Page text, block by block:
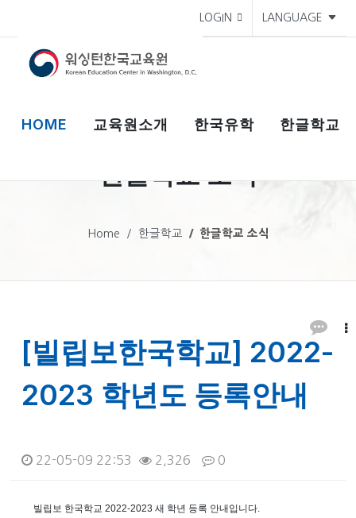
LOGIN LANGUAGE
HOME 교육원소개 한국유학 한글학교
한글학교 소식
Home 한글학교 한글학교 소식
[빌립보한국학교] 2022-
2023 학년도 등록안내
22-05-09 22:53 2,326 0
본문
빌립보 한국학교 2022-2023 새 학년 등록 안내입니다.